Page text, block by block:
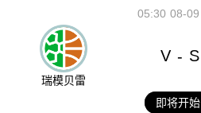
08-09
05:30
瑞模贝雷
V - S
即将开始